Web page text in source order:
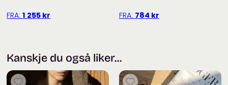
FRA:1 255 kr FRA: 784 kr
Kanskje du også liker...